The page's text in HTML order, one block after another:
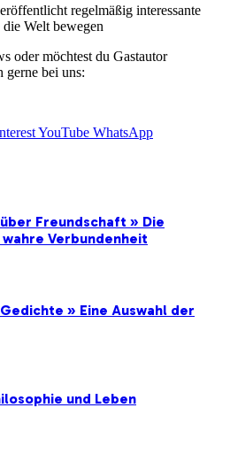
regelmäßig interessante
Welt bewegen
oder möchtest du Gastautor
gerne bei uns:
YouTube WhatsApp
Freundschaft » Die
Verbundenheit
» Eine Auswahl der
und Leben